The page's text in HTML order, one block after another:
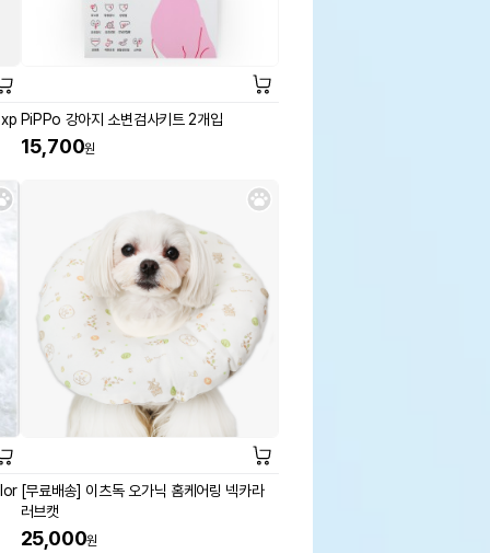
PiPPo 강아지 소변검사키트 2개입
15,700원
[무료배송] 이츠독 오가닉 홈케어링 넥카라
러브캣
25,000원